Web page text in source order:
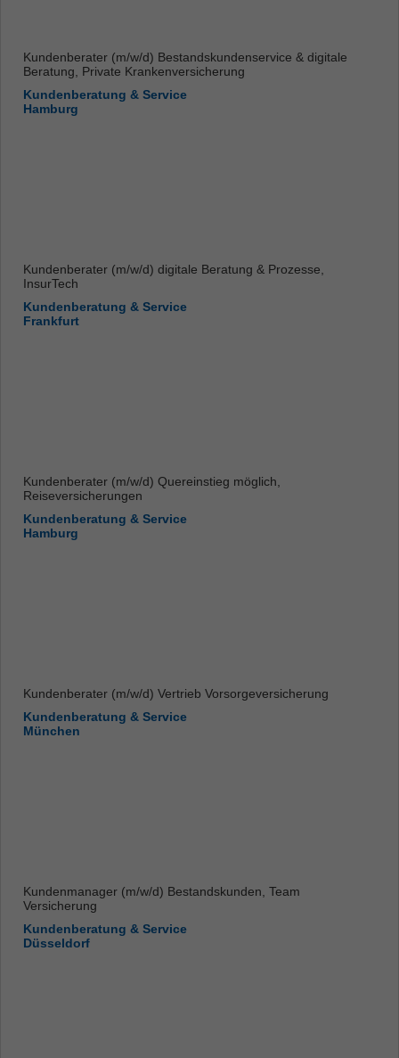
Kundenberater (m/w/d) Bestandskundenservice & digitale
Beratung, Private Krankenversicherung
Kundenberatung & Service
Hamburg
Kundenberater (m/w/d) digitale Beratung & Prozesse,
InsurTech
Kundenberatung & Service
Frankfurt
Kundenberater (m/w/d) Quereinstieg möglich,
Reiseversicherungen
Kundenberatung & Service
Hamburg
Kundenberater (m/w/d) Vertrieb Vorsorgeversicherung
Kundenberatung & Service
München
Kundenmanager (m/w/d) Bestandskunden, Team
Versicherung
Kundenberatung & Service
Düsseldorf